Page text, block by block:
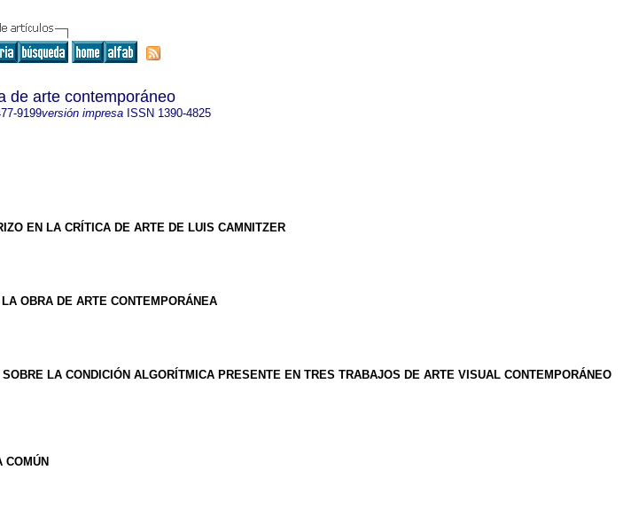
de arte contemporáneo
9199versión impresaISSN 1390-4825
EN LA CRÍTICA DE ARTE DE LUIS CAMNITZER
OBRA DE ARTE CONTEMPORÁNEA
LA CONDICIÓN ALGORÍTMICA PRESENTE EN TRES TRABAJOS DE ARTE VISUAL CONTEMPORÁNEO
COMÚN